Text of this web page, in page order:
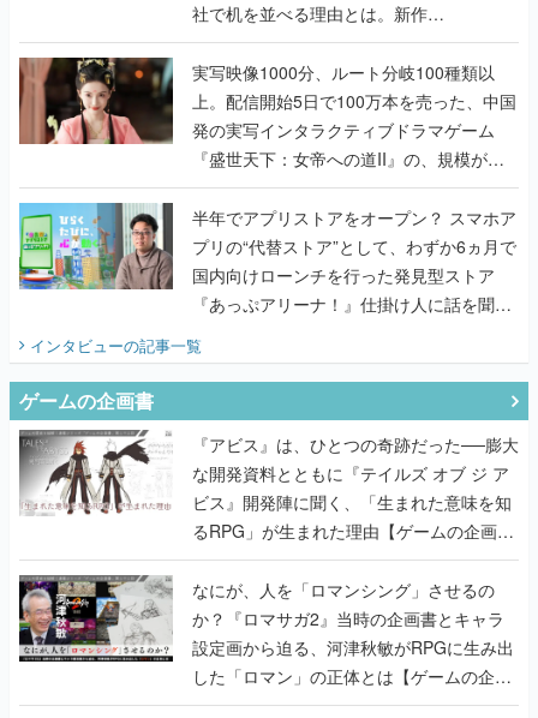
社で机を並べる理由とは。新作
『TATSUJIN EXTREME』で初タッグを組
んだレジェンド2人に訊く開発秘話
実写映像1000分、ルート分岐100種類以
上。配信開始5日で100万本を売った、中国
発の実写インタラクティブドラマゲーム
『盛世天下：女帝への道II』の、規模が違
うこだわりをプロデューサーに聞いた
半年でアプリストアをオープン？ スマホア
プリの“代替ストア”として、わずか6ヵ月で
国内向けローンチを行った発見型ストア
『あっぷアリーナ！』仕掛け人に話を聞い
インタビューの記事一覧
ゲームの企画書
『アビス』は、ひとつの奇跡だった──膨大
な開発資料とともに『テイルズ オブ ジ ア
ビス』開発陣に聞く、「生まれた意味を知
るRPG」が生まれた理由【ゲームの企画
書】
なにが、人を「ロマンシング」させるの
か？『ロマサガ2』当時の企画書とキャラ
設定画から迫る、河津秋敏がRPGに生み出
した「ロマン」の正体とは【ゲームの企画
書】